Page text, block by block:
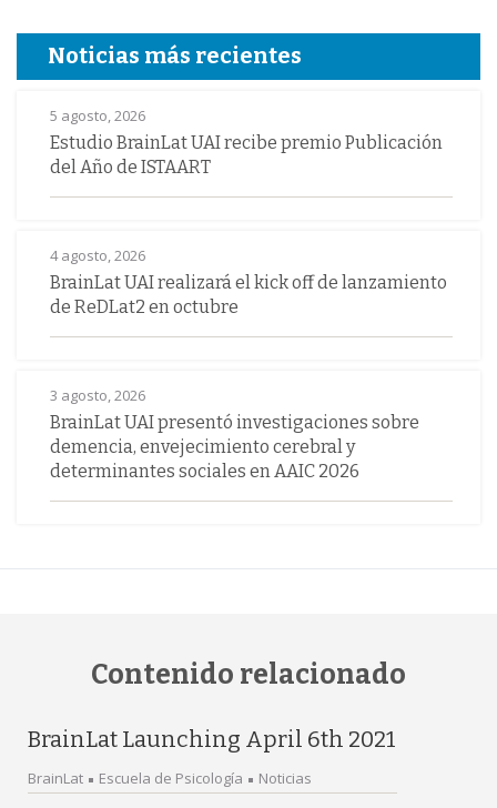
Noticias más recientes
5 agosto, 2026
Estudio BrainLat UAI recibe premio Publicación
del Año de ISTAART
4 agosto, 2026
BrainLat UAI realizará el kick off de lanzamiento
de ReDLat2 en octubre
3 agosto, 2026
BrainLat UAI presentó investigaciones sobre
demencia, envejecimiento cerebral y
determinantes sociales en AAIC 2026
Contenido relacionado
BrainLat Launching April 6th 2021
BrainLat Escuela de Psicología Noticias